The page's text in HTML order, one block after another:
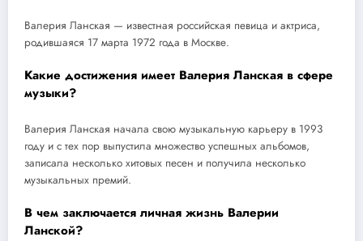
Валерия Ланская — известная российская певица и актриса,
родившаяся 17 марта 1972 года в Москве.
Какие достижения имеет Валерия Ланская в сфере
музыки?
Валерия Ланская начала свою музыкальную карьеру в 1993
году и с тех пор выпустила множество успешных альбомов,
записала несколько хитовых песен и получила несколько
музыкальных премий.
В чем заключается личная жизнь Валерии
Ланской?